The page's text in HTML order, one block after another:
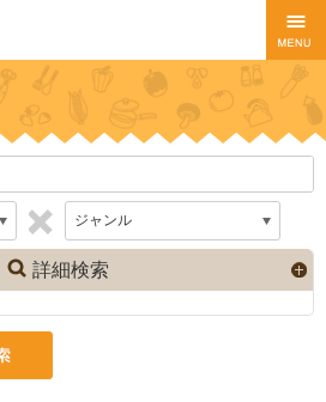
詳細検索